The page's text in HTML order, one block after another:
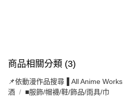
商品相關分類 (3)
📌依動漫作品搜尋▐ All Anime Works
酒
■服飾/帽襪/鞋/飾品/雨具/巾